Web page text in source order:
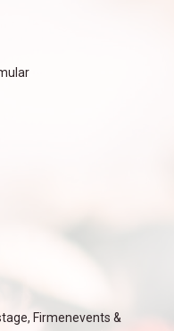
Firmenevents &